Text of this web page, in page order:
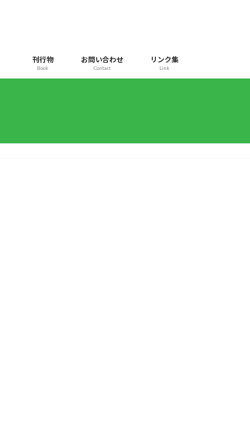
刊行物
Book
お問い合わせ
Contact
リンク集
Link